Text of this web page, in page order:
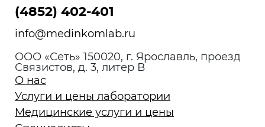
(4852) 402-401
info@medinkomlab.ru
ООО «Сеть» 150020, г. Ярославль, проезд
Связистов, д. 3, литер В
О нас
Услуги и цены лаборатории
Медицинские услуги и цены